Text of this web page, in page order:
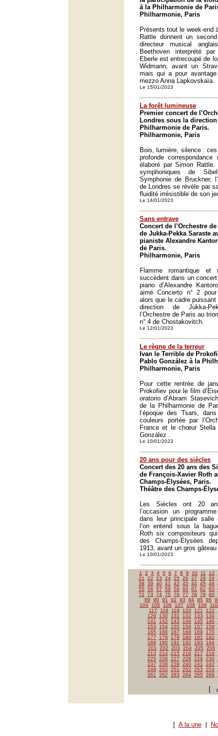
à la Philharmonie de
Philharmonie, Paris
Présents tout le week-end
Rattle donnent un
directeur musical
Beethoven interprété
Eberle est entrecoupé de
Widmann, avant un
mais qui a pour
mezzo Anna Lapkovskaïa.
Le 15/01/2023
La forêt lumineuse
Premier concert de
Londres sous la
Philharmonie de Paris.
Philharmonie, Paris
Bois, lumière, silence :
profonde
élaboré par Simon
symphoniques de
Symphonie de Bruckner,
de Londres se révèle par
fluidité irrésistible de son
Le 14/01/2023
Sans entrave
Concert de l’Orchestre
de Jukka-Pekka Saraste
pianiste Alexandre
de Paris.
Philharmonie, Paris
Flamme romantique et
succèdent dans un
piano d’Alexandre
aimé Concerto n° 2
alors que le cadre
direction de Jukka-
l’Orchestre de Paris au
n° 4 de Chostakovitch.
Le 12/01/2023
Le règne de la terreur
Ivan le Terrible de
Pablo González à la
Philharmonie, Paris
Pour cette rentrée de
Prokofiev pour le film
oratorio d’Abram
de la Philharmonie de
l’époque des Tsars,
couleurs portée par
France et le chœur Stella
González .
Le 10/01/2023
20 ans pour des siècles
Concert des 20 ans des
de François-Xavier Roth
Champs-Élysées, Paris.
Théâtre des Champs-
Les Siècles ont 20
l’occasion un
dans leur principale salle
l’on entend sous la
Roth six compositeurs
des Champs-Élysées
1913, avant un gros
Le 10/01/2023
1 2 3 4 5 6 7 8 9 10 11 12
21
22 23 24 25 26 27 28 29
38
39 40 41 42 43 44 45 46
55
56 57 58 59 60 61 62 63
72
73 74 75 76 77 78 79 80
89
90 91 92 93 94 95 96
104
105 106 107 108 109
110
117
118 119 120 121 122
129
130 131 132 133 134
141
142 143 144 145 146
153
154 155 156 157 158
165
166 167 168 169 170
177
178 179 180 181 182
189
190 191 192 193 194
201
202 203 204 205
206
213
214 215 216 217 218
225
226 227 228 229 230
237
238 239 240 241 242
249
250 251 252 253 254
261
262 263 264 265 266
[
[ A la une|